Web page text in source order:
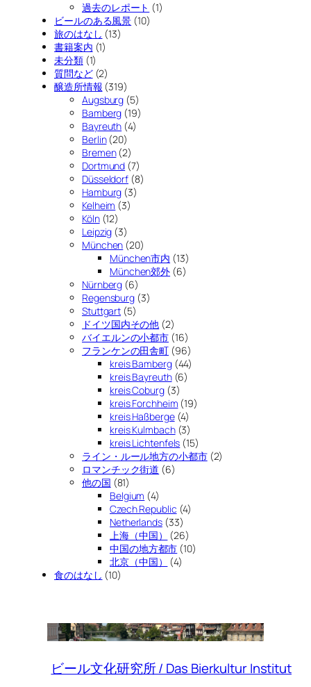
過去のレポート (1)
ビールのある風景 (10)
旅のはなし (13)
書籍案内 (1)
未分類(1)
質問など(2)
醸造所情報 (319)
Augsburg (5)
Bamberg (19)
Bayreuth (4)
Berlin(20)
Bremen(2)
Dortmund (7)
Düsseldorf (8)
Hamburg (3)
Kelheim (3)
Köln(12)
Leipzig (3)
München (20)
München市内 (13)
München郊外 (6)
Nürnberg (6)
Regensburg (3)
Stuttgart (5)
ドイツ国内その他 (2)
バイエルンの小都市 (16)
フランケンの田舎町 (96)
kreis Bamberg(44)
kreis Bayreuth(6)
kreis Coburg(3)
kreis Forchheim (19)
kreis Haßberge(4)
kreis Kulmbach(3)
kreis Lichtenfels (15)
ライン・ルール地方の小都市(2)
ロマンチック街道 (6)
他の国 (81)
Belgium (4)
Czech Republic (4)
Netherlands(33)
上海（中国）
(26)
中国の地方都市 (10)
北京（中国）
(4)
食のはなし (10)
ビール文化研究所 / Das Bierkultur Institut